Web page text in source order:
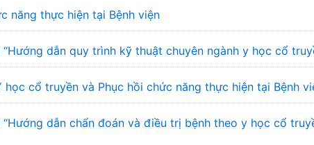
năng thực hiện tại Bệnh viện
dẫn quy trình kỹ thuật chuyên ngành y học cổ
cổ truyền và Phục hồi chức năng thực hiện tại Bệnh
dẫn chẩn đoán và điều trị bệnh theo y học cổ